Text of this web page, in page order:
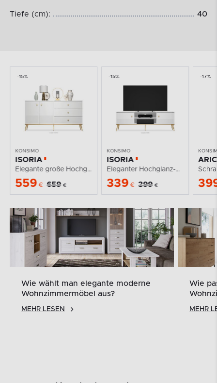
Tiefe (cm): 40
-15%
KONSIMO
ISORIA
Elegante große Hochglanz-Kommode auf hohen Beinen
559 € 659 €
-15%
KONSIMO
ISORIA
Eleganter Hochglanz-TV-Schrank auf hohen Beinen
339 € 399 €
-17%
Wie wählt man elegante moderne
Wohnzimmermöbel aus?
MEHR LESEN
Wie
MEHR